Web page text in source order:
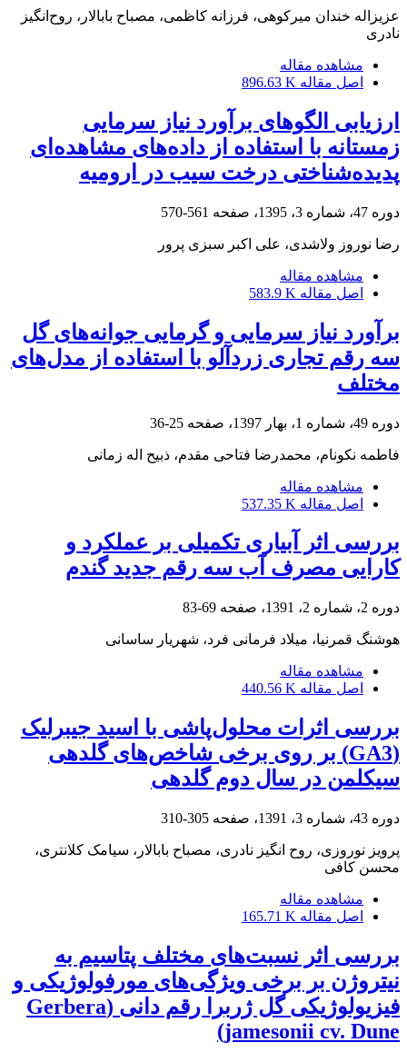
عزیزاله خندان میرکوهی، فرزانه کاظمی، مصباح بابالار، روح‌انگیز
نادری
مشاهده مقاله
اصل مقاله 896.63 K
ارزیابی الگو‌های برآورد نیاز سرمایی
زمستانه با استفاده از داده‌های مشاهده‌ای
پدیده‌شناختی درخت سیب در ارومیه
دوره 47، شماره 3، 1395، صفحه 561-570
رضا نوروز ولاشدی، علی اکبر سبزی پرور
مشاهده مقاله
اصل مقاله 583.9 K
برآورد نیاز سرمایی و گرمایی جوانه‌های گل
سه رقم تجاری زردآلو با استفاده از مدل‌های
مختلف
دوره 49، شماره 1، بهار 1397، صفحه 25-36
فاطمه نکونام، محمدرضا فتاحی مقدم، ذبیح اله زمانی
مشاهده مقاله
اصل مقاله 537.35 K
بررسی اثر آبیاری تکمیلی بر عملکرد و
کارایی مصرف آب سه رقم جدید گندم
دوره 2، شماره 2، 1391، صفحه 69-83
هوشنگ قمرنیا، میلاد فرمانی فرد، شهریار ساسانی
مشاهده مقاله
اصل مقاله 440.56 K
بررسی اثرات محلول‌پاشی با اسید جیبرلیک
(GA3) بر روی برخی شاخص‌های گلدهی
سیکلمن‌ در سال دوم گلدهی
دوره 43، شماره 3، 1391، صفحه 305-310
پرویز نوروزی، روح انگیز نادری، مصباح بابالار، سیامک کلانتری،
محسن کافی
مشاهده مقاله
اصل مقاله 165.71 K
بررسی اثر نسبت‌های مختلف پتاسیم به
نیتروژن بر برخی ویژگی‌های مورفولوژیکی و
فیزیولوژیکی گل ‏ژربرا رقم دانی (‏Gerbera
jamesonii cv. Dune‏)‏